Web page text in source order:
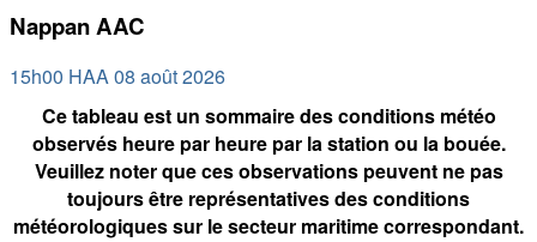
Nappan AAC
15h00 HAA 08 août 2026
Ce tableau est un sommaire des conditions météo
observés heure par heure par la station ou la bouée.
Veuillez noter que ces observations peuvent ne pas
toujours être représentatives des conditions
météorologiques sur le secteur maritime correspondant.